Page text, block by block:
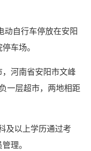
动自行车停放在安阳
车场。
，河南省安阳市文峰
一层超市，两地相距
及以上学历通过考
理。